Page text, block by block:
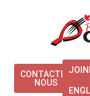
CONTACTEZ
NOUS